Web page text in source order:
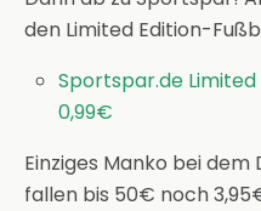
den Limited Edition-
Sportspar.de
0,99€
Einziges Manko bei dem
fallen bis 50€ noch